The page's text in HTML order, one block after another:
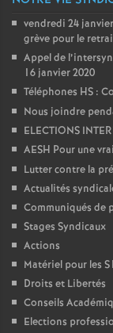
vendredi 24
grève pour le
Appel de
16 janvier 2020
Téléphones HS :
Nous joindre
ELECTIONS
AESH Pour une
Lutter contre la
Actualités
Communiqués de
Stages Syndicaux
Actions
Matériel pour les S1
Droits et Libertés
Conseils
Elections